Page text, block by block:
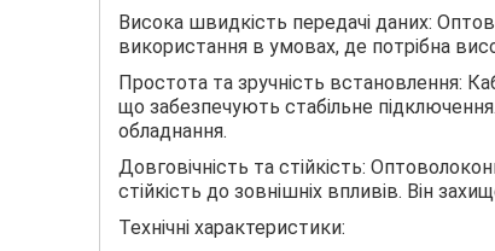
Висока швидкість передачі даних:
використання в умовах, де потрібна
Простота та зручність встановлення:
що забезпечують стабільне
обладнання.
Довговічність та стійкість:
стійкість до зовнішніх впливів. Він
Технічні характеристики: